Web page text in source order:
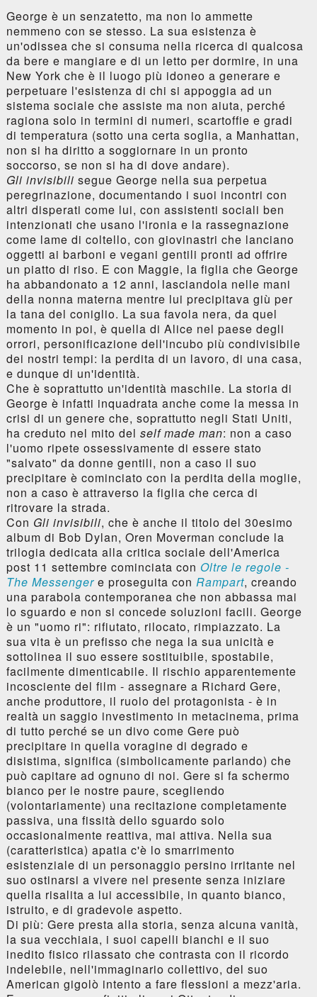
George è un senzatetto, ma non lo ammette
nemmeno con se stesso. La sua esistenza è
un'odissea che si consuma nella ricerca di qualcosa
da bere e mangiare e di un letto per dormire, in una
New York che è il luogo più idoneo a generare e
perpetuare l'esistenza di chi si appoggia ad un
sistema sociale che assiste ma non aiuta, perché
ragiona solo in termini di numeri, scartoffie e gradi
di temperatura (sotto una certa soglia, a Manhattan,
non si ha diritto a soggiornare in un pronto
soccorso, se non si ha di dove andare).
Gli invisibili segue George nella sua perpetua
peregrinazione, documentando i suoi incontri con
altri disperati come lui, con assistenti sociali ben
intenzionati che usano l'ironia e la rassegnazione
come lame di coltello, con giovinastri che lanciano
oggetti ai barboni e vegani gentili pronti ad offrire
un piatto di riso. E con Maggie, la figlia che George
ha abbandonato a 12 anni, lasciandola nelle mani
della nonna materna mentre lui precipitava giù per
la tana del coniglio. La sua favola nera, da quel
momento in poi, è quella di Alice nel paese degli
orrori, personificazione dell'incubo più condivisibile
dei nostri tempi: la perdita di un lavoro, di una casa,
e dunque di un'identità.
Che è soprattutto un'identità maschile. La storia di
George è infatti inquadrata anche come la messa in
crisi di un genere che, soprattutto negli Stati Uniti,
ha creduto nel mito del self made man: non a caso
l'uomo ripete ossessivamente di essere stato
"salvato" da donne gentili, non a caso il suo
precipitare è cominciato con la perdita della moglie,
non a caso è attraverso la figlia che cerca di
ritrovare la strada.
Con Gli invisibili, che è anche il titolo del 30esimo
album di Bob Dylan, Oren Moverman conclude la
trilogia dedicata alla critica sociale dell'America
post 11 settembre cominciata con Oltre le regole -
The Messengere proseguita con Rampart, creando
una parabola contemporanea che non abbassa mai
lo sguardo e non si concede soluzioni facili. George
è un "uomo ri": rifiutato, rilocato, rimpiazzato. La
sua vita è un prefisso che nega la sua unicità e
sottolinea il suo essere sostituibile, spostabile,
facilmente dimenticabile. Il rischio apparentemente
incosciente del film - assegnare a Richard Gere,
anche produttore, il ruolo del protagonista - è in
realtà un saggio investimento in metacinema, prima
di tutto perché se un divo come Gere può
precipitare in quella voragine di degrado e
disistima, significa (simbolicamente parlando) che
può capitare ad ognuno di noi. Gere si fa schermo
bianco per le nostre paure, scegliendo
(volontariamente) una recitazione completamente
passiva, una fissità dello sguardo solo
occasionalmente reattiva, mai attiva. Nella sua
(caratteristica) apatia c'è lo smarrimento
esistenziale di un personaggio persino irritante nel
suo ostinarsi a vivere nel presente senza iniziare
quella risalita a lui accessibile, in quanto bianco,
istruito, e di gradevole aspetto.
Di più: Gere presta alla storia, senza alcuna vanità,
la sua vecchiaia, i suoi capelli bianchi e il suo
inedito fisico rilassato che contrasta con il ricordo
indelebile, nell'immaginario collettivo, del suo
American gigolò intento a fare flessioni a mezz'aria.